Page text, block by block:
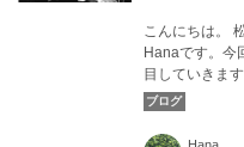
こんにちは。
Hanaです。今
目していきま
る、テッド・
ラットさんに
Hands』より